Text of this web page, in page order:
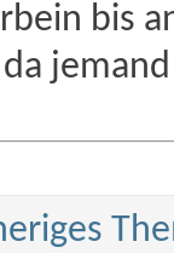
bis